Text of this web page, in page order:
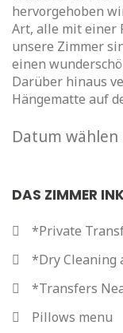
hervorgehoben
Art, alle mit einer
unsere Zimmer
einen
Darüber hinaus
Hängematte auf
Datum wählen
DAS ZIMMER
*Private
*Dry Cleaning
*Transfers
Pillows menu